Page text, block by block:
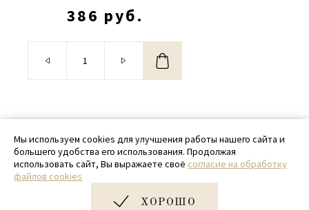
386 руб.
© 2020 - 2026 SamPack
+ 7 (918) 699-97-87
zakaz@sampack.store
Мы используем cookies для улучшения работы нашего сайта и
большего удобства его использования. Продолжая
использовать сайт, Вы выражаете своё согласие на обработку
файлов cookies
ХОРОШО